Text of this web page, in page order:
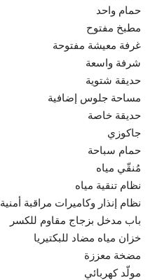
حمام واحد
مطبخ مفتوح
غرفة معيشة مفتوحة
شرفة واسعة
حديقة شتوية
مساحة جلوس إضافية
حديقة خاصة
جاكوزي
حمام سباحة
مُنقّي مياه
نظام تنقية مياه
نظام إنذار وكاميرات مراقبة أمنية
باب مدخل بزجاج مقاوم للكسر
خزان مياه مضاد للبكتيريا
مضخة معززة
مولّد كهربائي